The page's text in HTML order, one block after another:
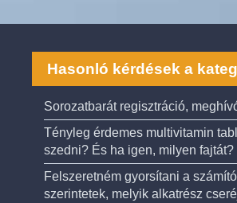
Hasonló kérdések a
Sorozatbarát regisztráció,
Tényleg érdemes multivitamin
szedni? És ha igen, milyen fajtát?
Felszeretném gyorsítani a
szerintetek, melyik alkatrész